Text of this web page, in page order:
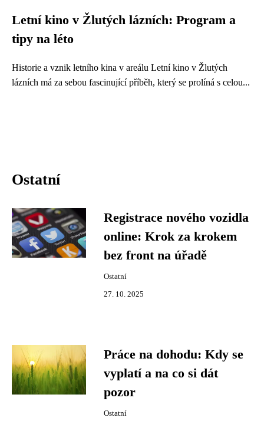
Letní kino v Žlutých lázních: Program a
tipy na léto
Historie a vznik letního kina v areálu Letní kino v Žlutých
lázních má za sebou fascinující příběh, který se prolíná s celou...
Ostatní
Registrace nového vozidla
online: Krok za krokem
bez front na úřadě
Ostatní
27. 10. 2025
Práce na dohodu: Kdy se
vyplatí a na co si dát
pozor
Ostatní